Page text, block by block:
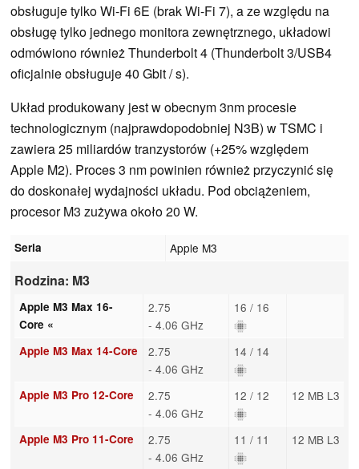
obsługuje tylko Wi-Fi 6E (brak Wi-Fi 7), a ze względu na
obsługę tylko jednego monitora zewnętrznego, układowi
odmówiono również Thunderbolt 4 (Thunderbolt 3/USB4
oficjalnie obsługuje 40 Gbit / s).
Układ produkowany jest w obecnym 3nm procesie
technologicznym (najprawdopodobniej N3B) w TSMC i
zawiera 25 miliardów tranzystorów (+25% względem
Apple M2). Proces 3 nm powinien również przyczynić się
do doskonałej wydajności układu. Pod obciążeniem,
procesor M3 zużywa około 20 W.
Seria Apple M3
Rodzina: M3
Apple M3 Max 16-
Core «
2.75
- 4.06 GHz
16 / 16
Apple M3 Max 14-Core
2.75
- 4.06 GHz
14 / 14
Apple M3 Pro 12-Core
2.75
- 4.06 GHz
12 / 12 12 MB L3
Apple M3 Pro 11-Core
2.75
- 4.06 GHz
11 / 11 12 MB L3